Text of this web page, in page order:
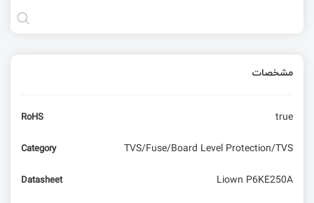
مشخصات
RoHS true
Category TVS/Fuse/Board Level Protection/TVS
Datasheet Liown P6KE250A